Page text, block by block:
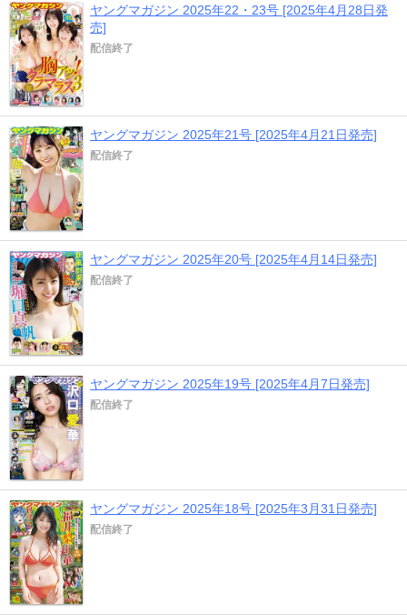
ヤングマガジン 2025年22・23号 [2025年4月28日発
売]
配信終了
ヤングマガジン 2025年21号 [2025年4月21日発売]
配信終了
ヤングマガジン 2025年20号 [2025年4月14日発売]
配信終了
ヤングマガジン 2025年19号 [2025年4月7日発売]
配信終了
ヤングマガジン 2025年18号 [2025年3月31日発売]
配信終了